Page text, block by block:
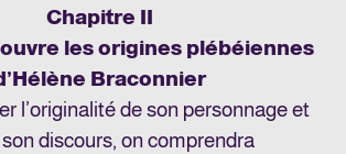
Chapitre II
les origines plébéiennes
Braconnier
l’originalité de son personnage et
discours, on comprendra